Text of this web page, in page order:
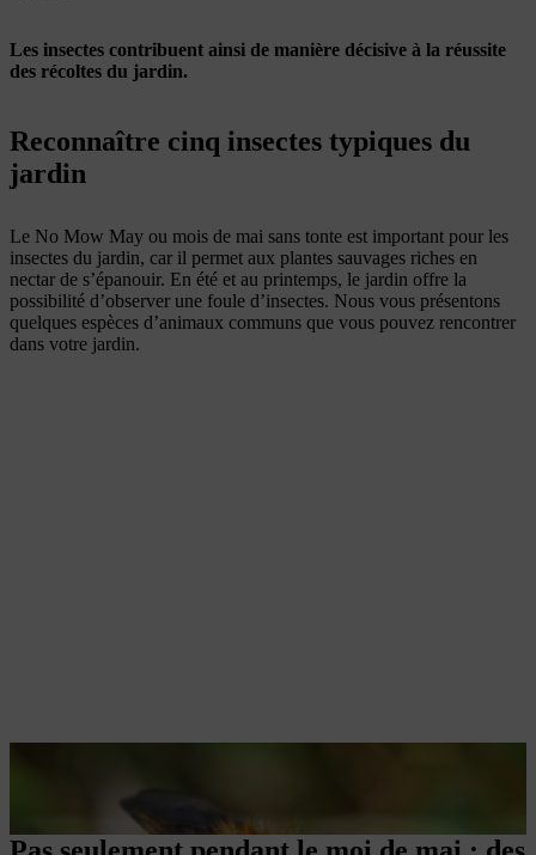
Les insectes contribuent ainsi de manière décisive à la réussite
des récoltes du jardin.
Reconnaître cinq insectes typiques du
jardin
Le No Mow May ou mois de mai sans tonte est important pour les
insectes du jardin, car il permet aux plantes sauvages riches en
nectar de s’épanouir. En été et au printemps, le jardin offre la
possibilité d’observer une foule d’insectes. Nous vous présentons
quelques espèces d’animaux communs que vous pouvez rencontrer
dans votre jardin.
Le bourdon des champs, avec sa fourrure jaune-brun, se laisse souvent apercevoir. Il apprécie par exemple le trèfle, les chardons, les vesces et les orties.